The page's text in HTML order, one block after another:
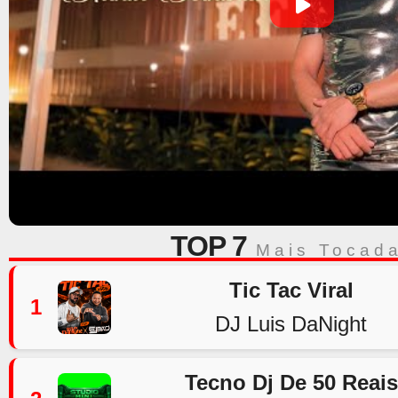
TOP 7 Mais
1
Tic Tac Viral
DJ Luis DaNight
Tecno Dj De 50 Reais